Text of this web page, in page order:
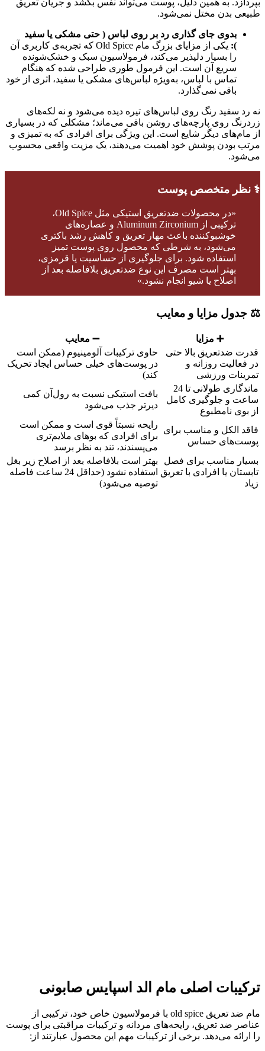
بپردازد. به همین دلیل، پوست می‌تواند نفس بکشد و جریان تعریق
طبیعی بدن مختل نمی‌شود.
بدوی جای گذاری رد بر روی لباس ( حتی مشکی یا سفید
):
یکی از مزایای بزرگ مام Old Spice که تجربه‌ی کاربری آن
را بسیار دلپذیر می‌کند، فرمولاسیون سبک و خشک‌شونده
سریع آن است. این فرمول طوری طراحی شده که هنگام
تماس با لباس، به‌ویژه لباس‌های مشکی یا سفید، اثری از خود
باقی نمی‌گذارد.
نه رد سفید رنگ روی لباس‌های تیره دیده می‌شود و نه لکه‌های
زردرنگ روی پارچه‌های روشن باقی می‌ماند؛ مشکلی که در بسیاری
از مام‌های دیگر شایع است. این ویژگی برای افرادی که به تمیزی و
مرتب بودن پوشش خود اهمیت می‌دهند، یک مزیت واقعی محسوب
می‌شود.
‍⚕️ نظر متخصص پوست
«در محصولات ضدتعریق استیکی مثل Old Spice،
ترکیبی از Aluminum Zirconium و عصاره‌های
خوشبوکننده باعث مهار تعریق و کاهش رشد باکتری
می‌شود، به شرطی که محصول روی پوست تمیز
استفاده شود. برای جلوگیری از حساسیت‌ یا قرمزی،
بهتر است مصرف این نوع ضدتعریق بلافاصله بعد از
اصلاح یا شیو انجام نشود.»
⚖️ جدول مزایا و معایب
➕ مزایا
➖ معایب
قدرت ضدتعریق بالا حتی
در فعالیت روزانه و
تمرینات ورزشی
حاوی ترکیبات آلومینیوم (ممکن است
در پوست‌های خیلی حساس ایجاد تحریک
کند)
ماندگاری طولانی تا 24
ساعت و جلوگیری کامل
از بوی نامطبوع
بافت استیکی نسبت به رول‌آن کمی
دیرتر جذب می‌شود
فاقد الکل و مناسب برای
پوست‌های حساس
رایحه نسبتاً قوی است و ممکن است
برای افرادی که بوهای ملایم‌تری
می‌پسندند، تند به نظر برسد
بسیار مناسب برای فصل
تابستان یا افرادی با تعریق
زیاد
بهتر است بلافاصله بعد از اصلاح زیر بغل
استفاده نشود (حداقل 24 ساعت فاصله
توصیه می‌شود)
ترکیبات اصلی مام الد اسپایس صابونی
مام ضد تعریق old spice با فرمولاسیون خاص خود، ترکیبی از
عناصر ضد تعریق، رایحه‌های مردانه و ترکیبات مراقبتی برای پوست
را ارائه می‌دهد. برخی از ترکیبات مهم این محصول عبارتند از: